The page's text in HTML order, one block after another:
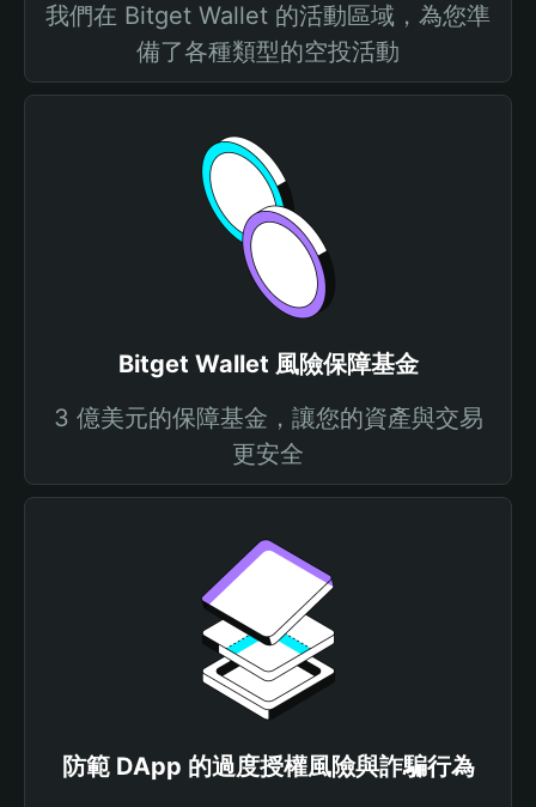
我們在 Bitget Wallet 的活動區域，為您準
備了各種類型的空投活動
Bitget Wallet 風險保障基金
3 億美元的保障基金，讓您的資產與交易
更安全
防範 DApp 的過度授權風險與詐騙行為